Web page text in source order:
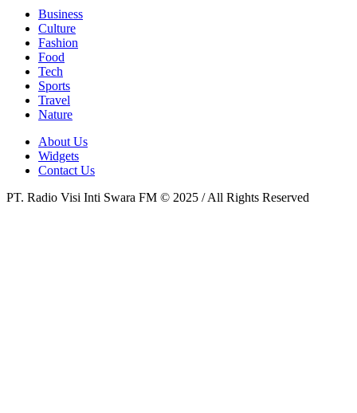
Business
Culture
Fashion
Food
Tech
Sports
Travel
Nature
About Us
Widgets
Contact Us
PT. Radio Visi Inti Swara FM © 2025 / All Rights Reserved